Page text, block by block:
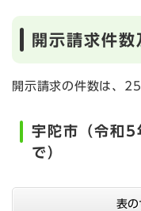
開示請求件
開示請求の件数は、25
宇陀市（令和
で）
表の